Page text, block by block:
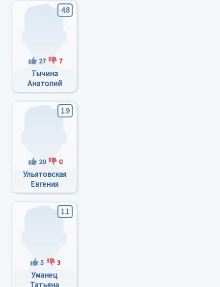
4.8
27 7
Тычина
Анатолий
Константинович
1.9
20 0
Ульятовская
Евгения
Анатольевна
1.1
5 3
Уманец
Татьяна